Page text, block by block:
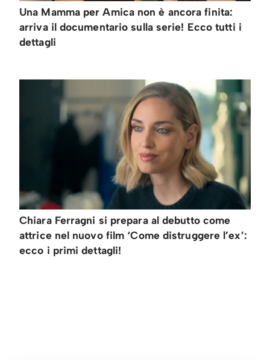
Una Mamma per Amica non è ancora finita:
arriva il documentario sulla serie! Ecco tutti i
dettagli
Chiara Ferragni si prepara al debutto come
attrice nel nuovo film ‘Come distruggere l’ex’:
ecco i primi dettagli!